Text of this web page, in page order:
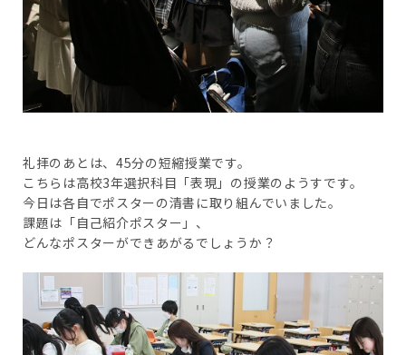
礼拝のあとは、45分の短縮授業です。
こちらは高校3年選択科目「表現」の授業のようすです。
今日は各自でポスターの清書に取り組んでいました。
課題は「自己紹介ポスター」、
どんなポスターができあがるでしょうか？